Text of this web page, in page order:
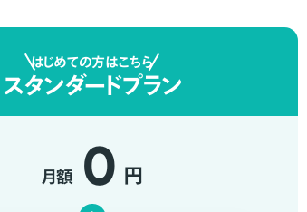
はじめての方はこちら
スタンダードプラン
月額 0 円